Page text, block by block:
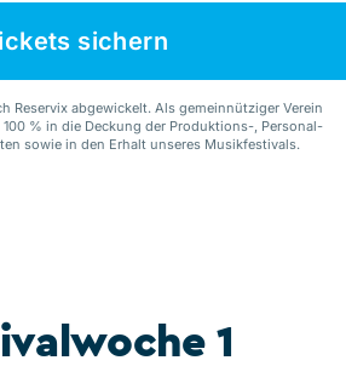
sichern
Reservix abgewickelt. Als gemeinnütziger Verein
% in die Deckung der Produktions-, Personal-
sowie in den Erhalt unseres Musikfestivals.
1